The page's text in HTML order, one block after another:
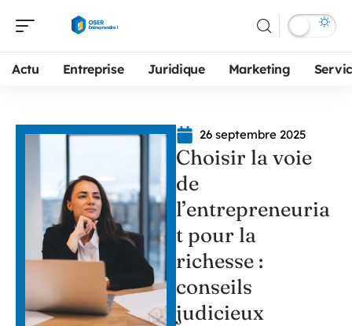
Actu Entreprise Juridique Marketing
26 septembre 2025
Choisir la voie
de
l’entrepreneuria
t pour la
richesse :
conseils
judicieux